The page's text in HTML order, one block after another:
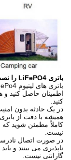
باتری LiFePO4 را نصب کنید
اطمینان حاصل کنید
کنید.
در یک حادثه بدون
همیشه با دقت از باتری
نیست.
گارانتی نیست.